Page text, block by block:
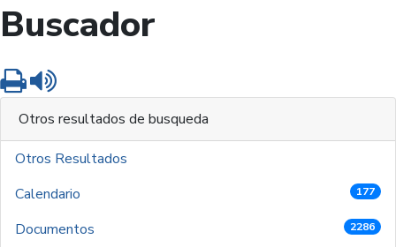
Buscador
Imprimir
Otros resultados de busqueda
Otros Resultados
Calendario
177
Documentos 2286